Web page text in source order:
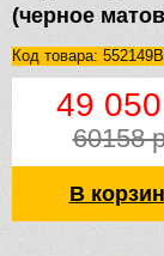
(черное
Код товара:
49 050
60158
В